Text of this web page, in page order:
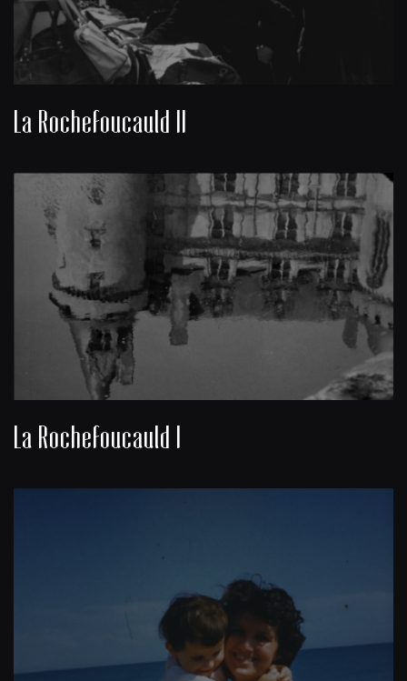
La Rochefoucauld II
La Rochefoucauld I